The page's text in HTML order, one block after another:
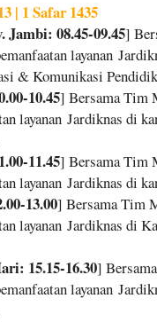
| 1 Safar 1435
08.45-09.45]
layanan
& Komunikasi
10.45] Bersama Tim
layanan Jardiknas di
11.45] Bersama Tim
layanan Jardiknas di
13.00] Bersama Tim
layanan Jardiknas di
15.15-16.30]
layanan